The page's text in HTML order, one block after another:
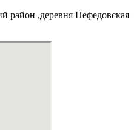
район ,деревня Нефедовская